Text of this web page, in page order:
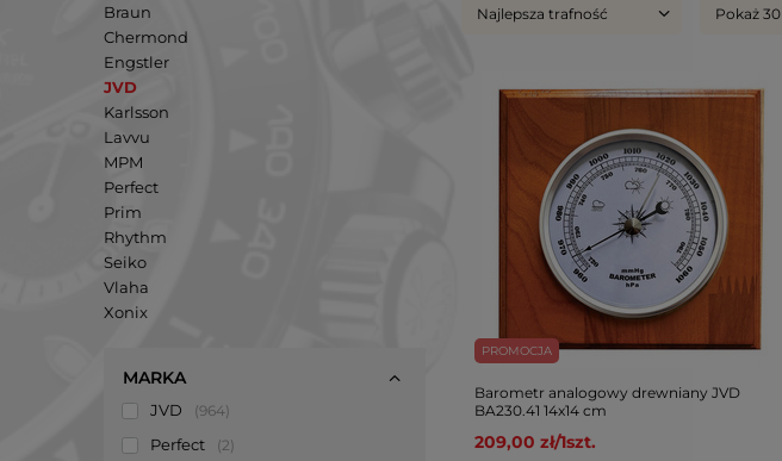
Braun
Chermond
Engstler
JVD
Karlsson
Lavvu
MPM
Perfect
Prim
Rhythm
Seiko
Vlaha
Xonix
MARKA
JVD 964
Perfect 2
Najlepsza trafność Pokaż 30
PROMOCJA
Barometr analogowy drewniany JVD
BA230.41 14x14 cm
209,00 zł/1szt.